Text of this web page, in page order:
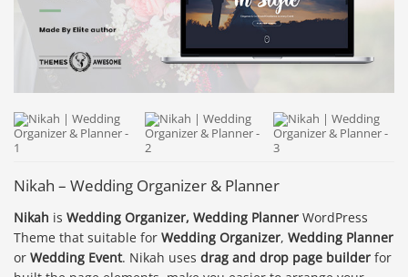
Nikah – Wedding Organizer & Planner
Nikah is Wedding Organizer, Wedding Planner WordPress
Theme that suitable for Wedding Organizer, Wedding Planner
or Wedding Event. Nikah uses drag and drop page builder for